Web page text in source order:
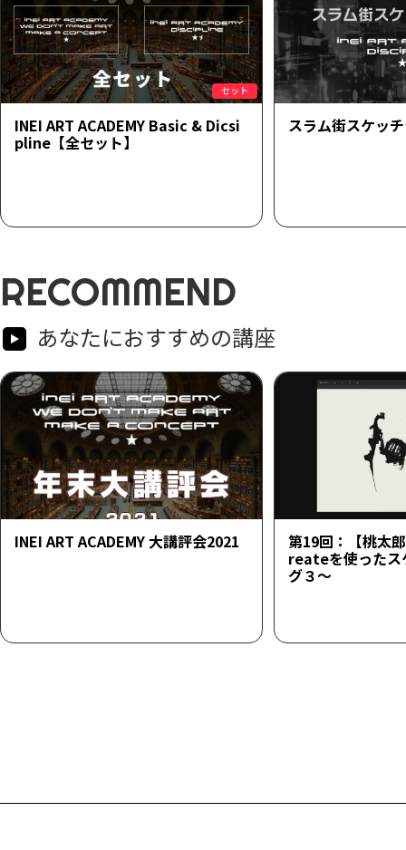
セット
INEI ART ACADEMY Basic & Dicsi
pline【全セット】
スラム街スケッ
RECOMMEND
あなたにおすすめの講座
INEI ART ACADEMY 大講評会2021 第19回：【桃太
reateを使ったス
グ３～